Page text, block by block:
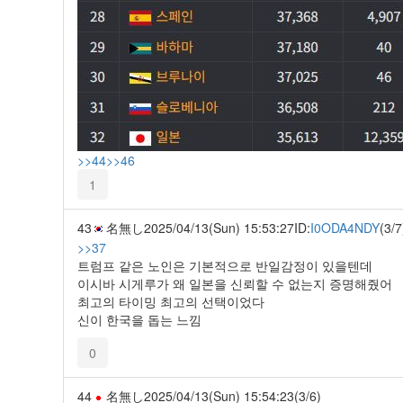
>>44>>46
1
43 名無し2025/04/13(Sun) 15:53:27ID:I0ODA4NDY(3/
>>37
트럼프 같은 노인은 기본적으로 반일감정이 있을텐데
이시바 시게루가 왜 일본을 신뢰할 수 없는지 증명해줬어
최고의 타이밍 최고의 선택이었다
신이 한국을 돕는 느낌
0
44 名無し2025/04/13(Sun) 15:54:23(3/6)